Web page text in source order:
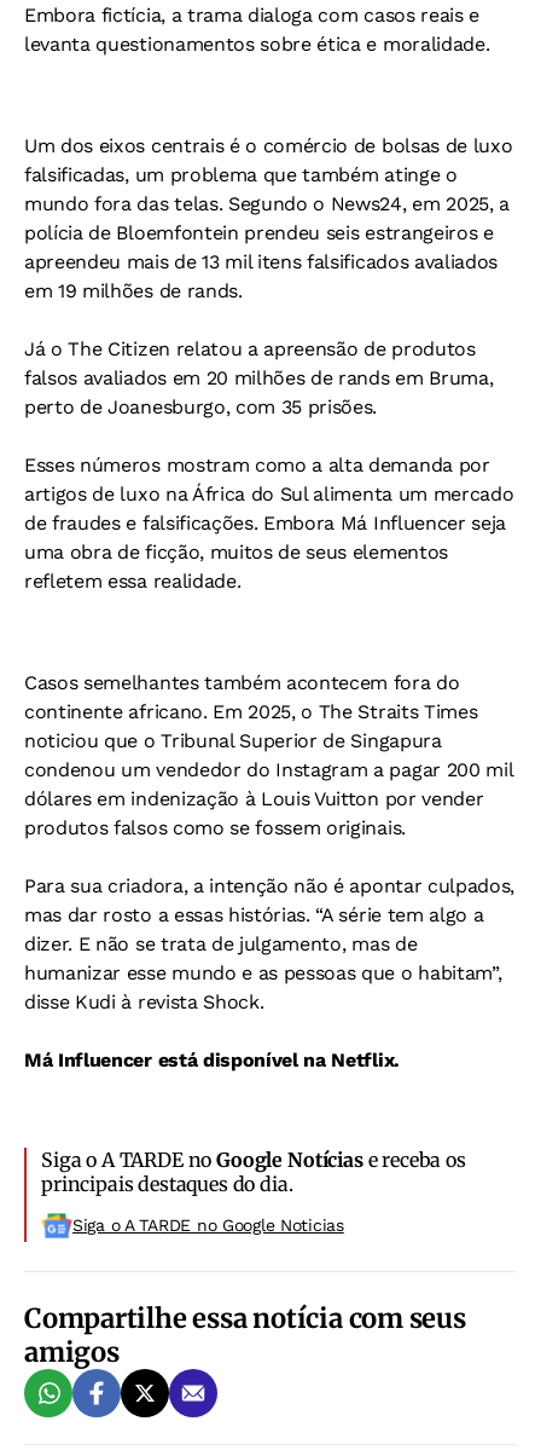
Embora fictícia, a trama dialoga com casos reais e
levanta questionamentos sobre ética e moralidade.
Um dos eixos centrais é o comércio de bolsas de luxo
falsificadas, um problema que também atinge o
mundo fora das telas. Segundo o News24, em 2025, a
polícia de Bloemfontein prendeu seis estrangeiros e
apreendeu mais de 13 mil itens falsificados avaliados
em 19 milhões de rands.
Já o The Citizen relatou a apreensão de produtos
falsos avaliados em 20 milhões de rands em Bruma,
perto de Joanesburgo, com 35 prisões.
Esses números mostram como a alta demanda por
artigos de luxo na África do Sul alimenta um mercado
de fraudes e falsificações. Embora Má Influencer seja
uma obra de ficção, muitos de seus elementos
refletem essa realidade.
Casos semelhantes também acontecem fora do
continente africano. Em 2025, o The Straits Times
noticiou que o Tribunal Superior de Singapura
condenou um vendedor do Instagram a pagar 200 mil
dólares em indenização à Louis Vuitton por vender
produtos falsos como se fossem originais.
Para sua criadora, a intenção não é apontar culpados,
mas dar rosto a essas histórias. “A série tem algo a
dizer. E não se trata de julgamento, mas de
humanizar esse mundo e as pessoas que o habitam”,
disse Kudi à revista Shock.
Má Influencer está disponível na Netflix.
Siga o A TARDE noGoogle Notíciase receba os
principais destaques do dia.
Siga o A TARDE no Google Noticias
Compartilhe essa notícia com seus
amigos